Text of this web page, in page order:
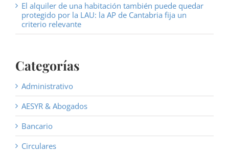
El alquiler de una habitación también puede quedar
protegido por la LAU: la AP de Cantabria fija un
criterio relevante
Categorías
Administrativo
AESYR & Abogados
Bancario
Circulares